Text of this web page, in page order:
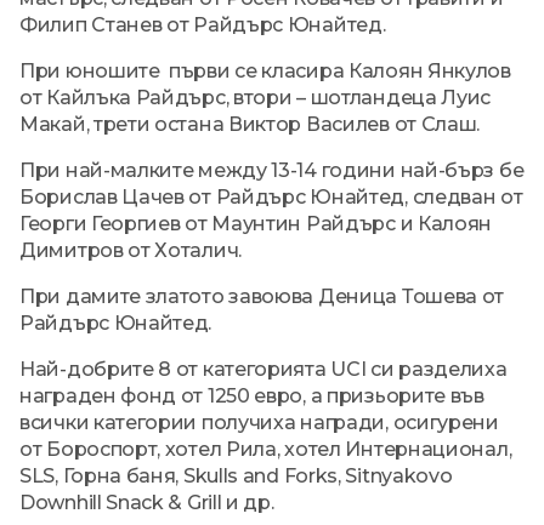
Филип Станев от Райдърс Юнайтед.
При юношите първи се класира Калоян Янкулов
от Кайлъка Райдърс, втори – шотландеца Луис
Макай, трети остана Виктор Василев от Слаш.
При най-малките между 13-14 години най-бърз бе
Борислав Цачев от Райдърс Юнайтед, следван от
Георги Георгиев от Маунтин Райдърс и Калоян
Димитров от Хоталич.
При дамите златото завоюва Деница Тошева от
Райдърс Юнайтед.
Най-добрите 8 от категорията UCI си разделиха
награден фонд от 1250 евро, а призьорите във
всички категории получиха награди, осигурени
от Бороспорт, хотел Рила, хотел Интернационал,
SLS, Горна баня, Skulls and Forks, Sitnyakovo
Downhill Snack & Grill и др.